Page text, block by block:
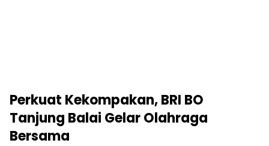
Perkuat Kekompakan, BRI BO
Tanjung Balai Gelar Olahraga
Bersama